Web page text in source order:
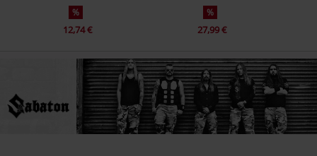
%
12,74 €
%
27,99 €